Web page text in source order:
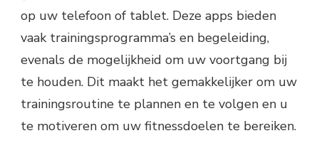
op uw telefoon of tablet. Deze apps bieden
vaak trainingsprogramma’s en begeleiding,
evenals de mogelijkheid om uw voortgang bij
te houden. Dit maakt het gemakkelijker om uw
trainingsroutine te plannen en te volgen en u
te motiveren om uw fitnessdoelen te bereiken.